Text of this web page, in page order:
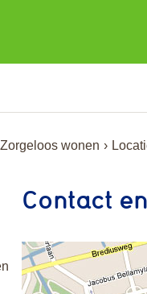
Zorgeloos wonen
Contact